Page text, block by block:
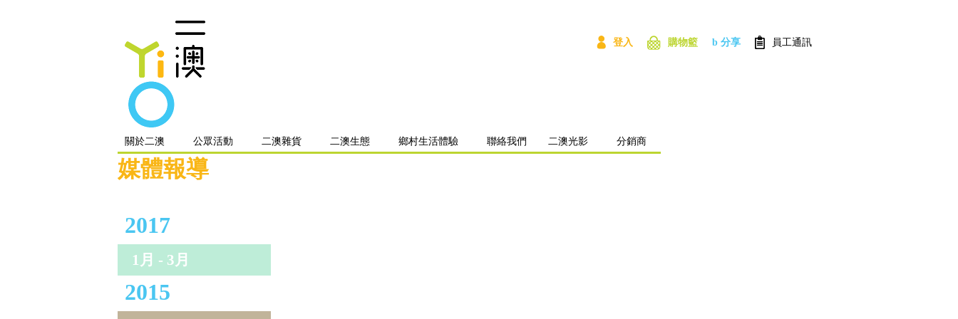
登入 購物籃 b 分享 員工通訊
關於二澳 公眾活動 二澳雜貨 二澳生態 鄉村生活體驗 聯絡我們 二澳光影 分銷商
媒體報導
2017
1月 - 3月
2015